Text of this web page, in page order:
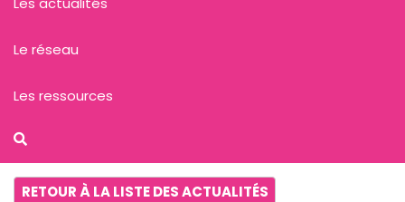
RETOUR À LA LISTE DES ACTUALITÉS
Le réseau
Les ressources